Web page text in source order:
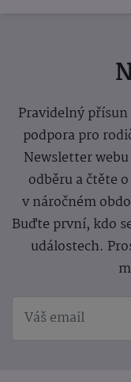
Pravidelný
podpora pro
Newsletter
odběru a čtěte
v náročném
Buďte první, kdo
událostech.